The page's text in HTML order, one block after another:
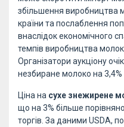
збільшення виробництва
країни та послаблення
внаслідок економічного
темпів виробництва
Організатори аукціону
незбиране молоко на 3,4%
Ціна на сухе знежирене
що на 3% більше
торгів. За даними USDA,